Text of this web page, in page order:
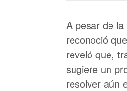
A pesar de
reconoció
reveló que,
sugiere un
resolver aún